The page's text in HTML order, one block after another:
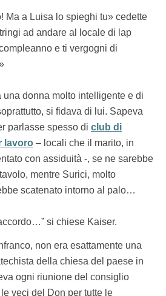
Ma a Luisa lo spieghi tu» cedette
ad andare al locale di lap
e ti vergogni di
una donna molto intelligente e di
si fidava di lui. Sapeva
parlasse spesso di club di
lavoro – locali che il marito, in
con assiduità -, se ne sarebbe
mentre Surici, molto
scatenato intorno al palo…
si chiese Kaiser.
non era esattamente una
della chiesa del paese in
ogni riunione del consiglio
veci del Don per tutte le